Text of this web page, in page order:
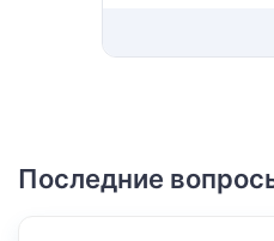
Последние